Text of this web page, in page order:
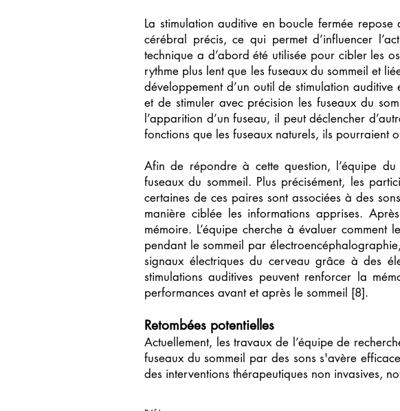
La stimulation auditive en boucle fermée
cérébral précis, ce qui permet d’influencer
technique a d’abord été utilisée pour cibler les
rythme plus lent que les fuseaux du sommeil et
développement d’un outil de stimulation
et de stimuler avec précision les fuseaux du
l’apparition d’un fuseau, il peut déclencher
fonctions que les fuseaux naturels, ils
Afin de répondre à cette question, l’équipe
fuseaux du sommeil. Plus précisément, les
certaines de ces paires sont associées à des
manière ciblée les informations apprises.
mémoire. L’équipe cherche à évaluer
pendant le sommeil par
signaux électriques du cerveau grâce à des
stimulations auditives peuvent renforcer la
performances avant et après le sommeil [8].
Retombées potentielles
Actuellement, les travaux de l’équipe de
fuseaux du sommeil par des sons s'avère
des interventions thérapeutiques non invasives,